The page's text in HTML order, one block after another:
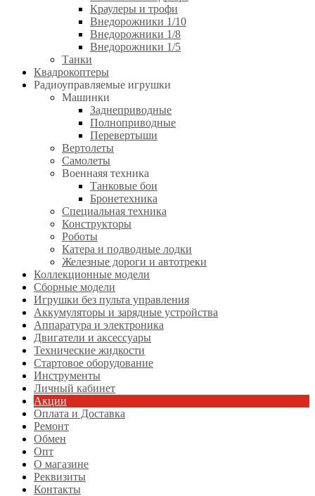
Краулеры и трофи
Внедорожники 1/10
Внедорожники 1/8
Внедорожники 1/5
Танки
Квадрокоптеры
Радиоуправляемые игрушки
Машинки
Заднеприводные
Полноприводные
Перевертыши
Вертолеты
Самолеты
Военнаяя техника
Танковые бои
Бронетехника
Специальная техника
Конструкторы
Роботы
Катера и подводные лодки
Железные дороги и автотреки
Коллекционные модели
Сборные модели
Игрушки без пульта управления
Аккумуляторы и зарядные устройства
Аппаратура и электроника
Двигатели и аксессуары
Технические жидкости
Стартовое оборудование
Инструменты
Личный кабинет
Акции
Оплата и Доставка
Ремонт
Обмен
Опт
О магазине
Реквизиты
Контакты